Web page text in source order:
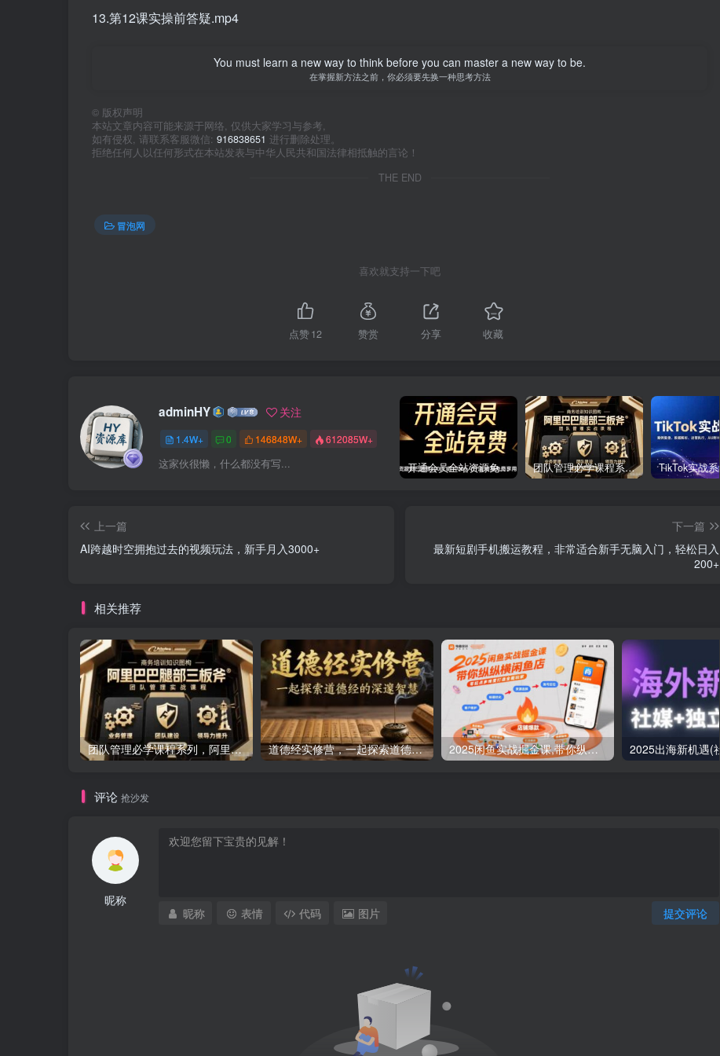
13.第12课实操前答疑.mp4
You must learn a new way to think before you can master a new way to be.
在掌握新方法之前，你必须要先换一种思考方法
© 版权声明
本站文章内容可能来源于网络, 仅供大家学习与参考,
如有侵权, 请联系客服微信: 916838651 进行删除处理。
拒绝任何人以任何形式在本站发表与中华人民共和国法律相抵触的言论！
THE END
冒泡网
喜欢就支持一下吧
点赞12 赞赏 分享 收藏
adminHY 关注
1.4W+ 0 146848W+ 612085W+
这家伙很懒，什么都没有写... 开通会员全站资源免费下载 开通VIP会员 HY资源库 团队管理必学课程系列，阿里巴巴“腿部三板斧”
上一篇
AI跨越时空拥抱过去的视频玩法，新手月入3000+
下一篇
最新短剧手机搬运教程，非常适合新手无脑入门，轻松日入
200+
相关推荐
团队管理必学课程系列，阿里巴巴“腿部三板斧” 道德经实修营，一起探索道德经的深邃智慧 2025闲鱼实战掘金课,带你纵横闲鱼店,零起点多维度打造全能玩家
评论 抢沙发
昵称
提交评论
昵称 表情 代码 图片